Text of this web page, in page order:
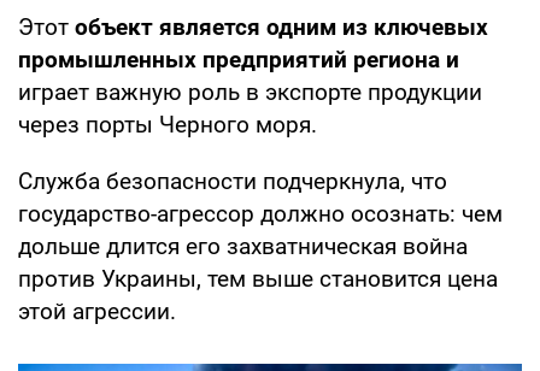
Этот объект является одним из ключевых
промышленных предприятий региона и
играет важную роль в экспорте продукции
через порты Черного моря.
Служба безопасности подчеркнула, что
государство-агрессор должно осознать: чем
дольше длится его захватническая война
против Украины, тем выше становится цена
этой агрессии.